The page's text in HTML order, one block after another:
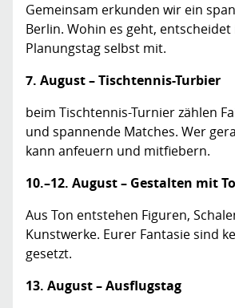
Gemeinsam erkunden wir ein
Berlin. Wohin es geht,
Planungstag selbst mit.
7. August – Tischtennis-Turbier
beim Tischtennis-Turnier zählen
und spannende Matches. Wer
kann anfeuern und mitfiebern.
10.–12. August – Gestalten mit
Aus Ton entstehen Figuren,
Kunstwerke. Eurer Fantasie sind
gesetzt.
13. August – Ausflugstag